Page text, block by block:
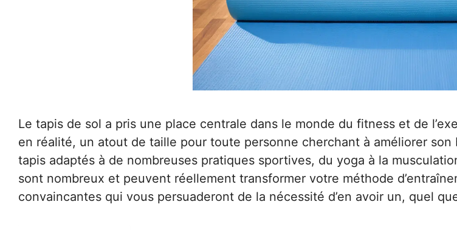
Le tapis de sol a pris une place centrale dans le monde du fitness et de
en réalité, un atout de taille pour toute personne cherchant à améliorer
tapis adaptés à de nombreuses pratiques sportives, du yoga à la
sont nombreux et peuvent réellement transformer votre méthode
convaincantes qui vous persuaderont de la nécessité d’en avoir un, quel